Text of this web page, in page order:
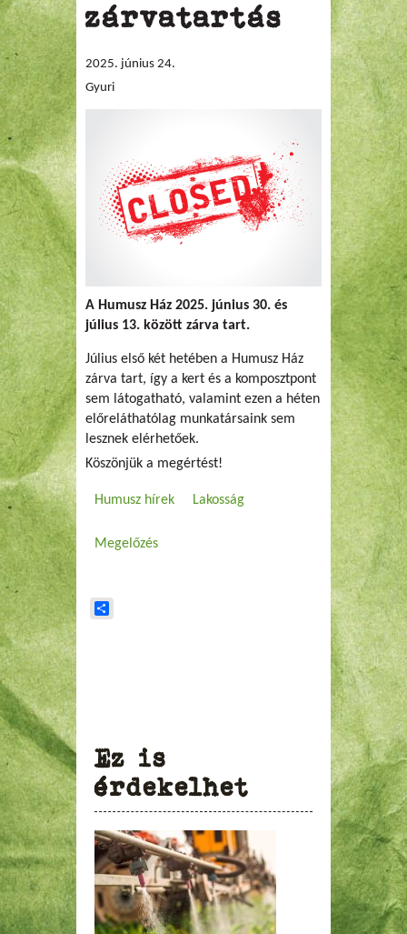
zárvatartás
2025. június 24.
Gyuri
A Humusz Ház 2025. június 30. és
július 13. között zárva tart.
Július első két hetében a Humusz Ház
zárva tart, így a kert és a komposztpont
sem látogatható, valamint ezen a héten
előreláthatólag munkatársaink sem
lesznek elérhetőek.
Köszönjük a megértést!
Humusz hírek Lakosság
Megelőzés
Ez is
érdekelhet